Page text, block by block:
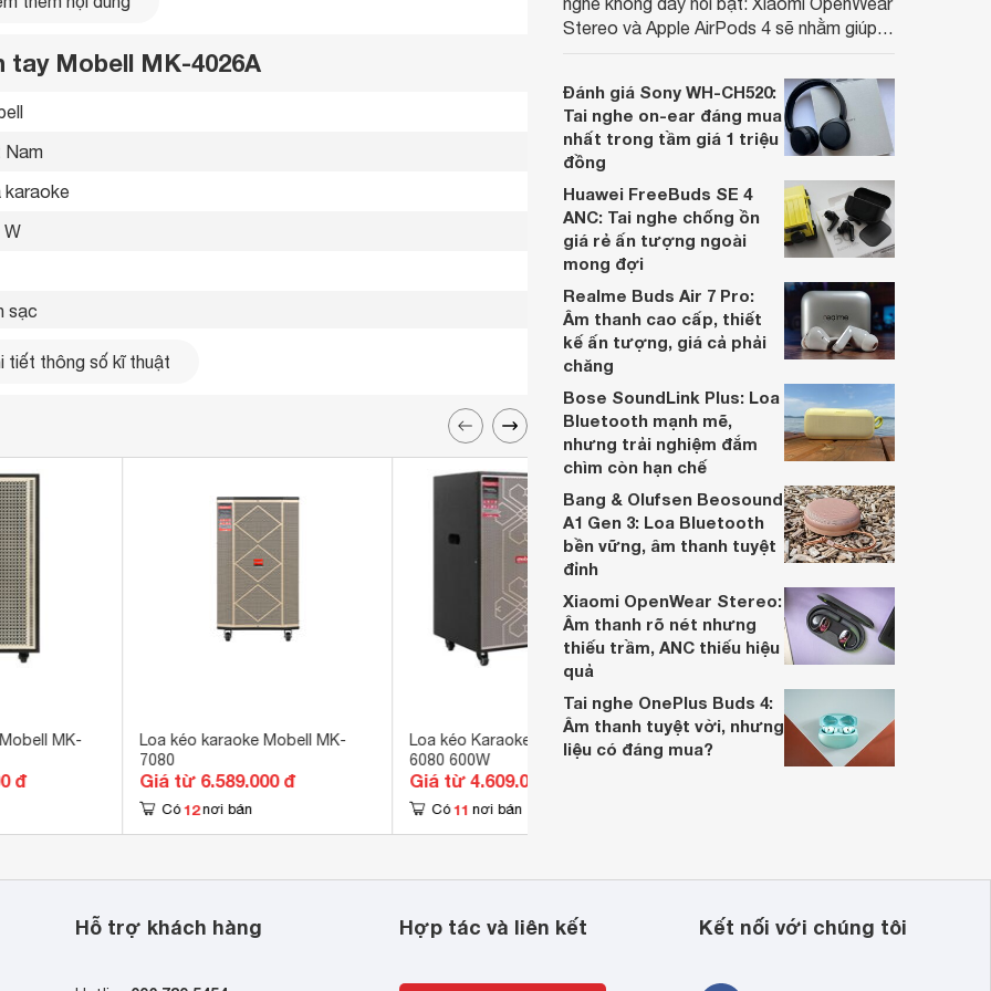
trung
ra, thân loa làm bằng chất liệu gỗ bền bỉ, có độ bền cao giúp
xách tiện lợi để người dùng di chuyển dễ dàng, rất phù hợp
trại hay hát rong,...
nâng cao trải nghiệm giải trí khi hát karaoke cùng bạn bè.
Mobell MK-4026A
Nam
karaoke
W
sạc
giờ
5.0
in cổng guitar, jack 6.5 Micro, jack bông sen trắng đỏ, thẻ nhớ,
195 x 270 mm
tiết thông số kĩ thuật
MK-
đ
Loa kéo karaoke Mobell MK-
7080
Giá từ 6.589.000 đ
Có 12 nơi bán
Loa kéo Karaoke Mobell MK-
6080 600W
Giá từ 4.609.000 đ
Có 11 nơi bán
Loa xách tay MK-216N
Stereo và Apple AirPods 4 sẽ nhằm giúp
dựa trên nhu cầu và sở thích cá nhân. Cả
hai đều là sản phẩm chất lượng cao,
nhưng hướng tới đối tượng khách hàng
khác nhau.
Đánh giá Sony WH-CH520:
Tai nghe on-ear đáng mua
nhất trong tầm giá 1 triệu
đồng
Huawei FreeBuds SE 4
ANC: Tai nghe chống ồn
giá rẻ ấn tượng ngoài
mong đợi
Realme Buds Air 7 Pro:
Âm thanh cao cấp, thiết
kế ấn tượng, giá cả phải
chăng
Bose SoundLink Plus: Loa
Bluetooth mạnh mẽ,
nhưng trải nghiệm đắm
chìm còn hạn chế
Bang & Olufsen Beosound
A1 Gen 3: Loa Bluetooth
bền vững, âm thanh tuyệt
đỉnh
Xiaomi OpenWear Stereo:
Âm thanh rõ nét nhưng
thiếu trầm, ANC thiếu hiệu
quả
Tai nghe OnePlus Buds 4:
Âm thanh tuyệt vời, nhưng
liệu có đáng mua?
Hỗ trợ khách hàng Hợp tác và liên kết Kết nối với chúng tôi